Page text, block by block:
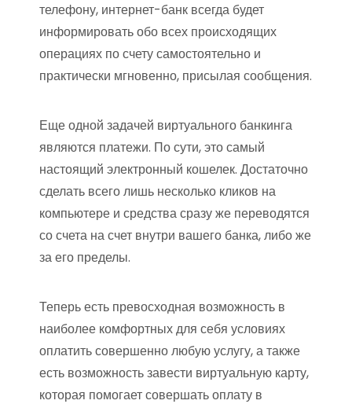
телефону, интернет-банк всегда будет
информировать обо всех происходящих
операциях по счету самостоятельно и
практически мгновенно, присылая сообщения.
Еще одной задачей виртуального банкинга
являются платежи. По сути, это самый
настоящий электронный кошелек. Достаточно
сделать всего лишь несколько кликов на
компьютере и средства сразу же переводятся
со счета на счет внутри вашего банка, либо же
за его пределы.
Теперь есть превосходная возможность в
наиболее комфортных для себя условиях
оплатить совершенно любую услугу, а также
есть возможность завести виртуальную карту,
которая помогает совершать оплату в